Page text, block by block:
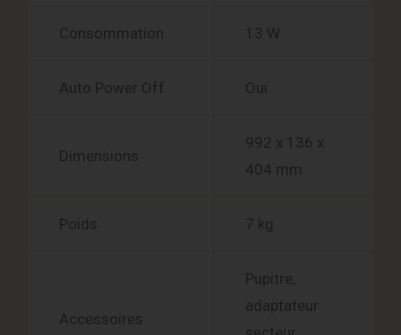
Consommation 13 W
Auto Power Off Oui
Dimensions
992 x 136 x
404 mm
Poids 7 kg
Accessoires
Pupitre,
adaptateur